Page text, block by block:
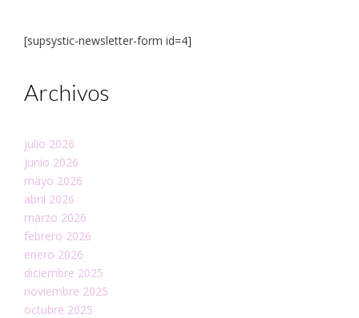
[supsystic-newsletter-form id=4]
Archivos
julio 2026
junio 2026
mayo 2026
abril 2026
marzo 2026
febrero 2026
enero 2026
diciembre 2025
noviembre 2025
octubre 2025